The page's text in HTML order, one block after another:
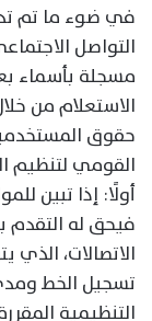
في ضوء ما تم
التواصل
مسجلة بأسماء
حقوق
القومي لتنظيم
أولًا: إذا تبين
فيحق له
الاتصالات،
تسجيل الخط
التنظيمية